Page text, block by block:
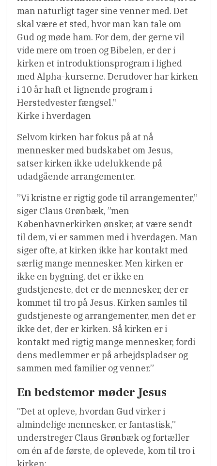
man naturligt tager sine venner med. Det
skal være et sted, hvor man kan tale om
Gud og møde ham. For dem, der gerne vil
vide mere om troen og Bibelen, er der i
kirken et introduktionsprogram i lighed
med Alpha-kurserne. Derudover har kirken
i 10 år haft et lignende program i
Herstedvester fængsel.”
Kirke i hverdagen
Selvom kirken har fokus på at nå
mennesker med budskabet om Jesus,
satser kirken ikke udelukkende på
udadgående arrangementer.
”Vi kristne er rigtig gode til arrangementer,”
siger Claus Grønbæk, ”men
Københavnerkirken ønsker, at være sendt
til dem, vi er sammen med i hverdagen. Man
siger ofte, at kirken ikke har kontakt med
særlig mange mennesker. Men kirken er
ikke en bygning, det er ikke en
gudstjeneste, det er de mennesker, der er
kommet til tro på Jesus. Kirken samles til
gudstjeneste og arrangementer, men det er
ikke det, der er kirken. Så kirken er i
kontakt med rigtig mange mennesker, fordi
dens medlemmer er på arbejdspladser og
sammen med familier og venner.”
En bedstemor møder Jesus
”Det at opleve, hvordan Gud virker i
almindelige mennesker, er fantastisk,”
understreger Claus Grønbæk og fortæller
om én af de første, de oplevede, kom til tro i